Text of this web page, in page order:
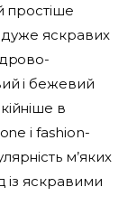
простіше
дуже яскравих
і бежевий
в
і fashion-
м’яких
із яскравими